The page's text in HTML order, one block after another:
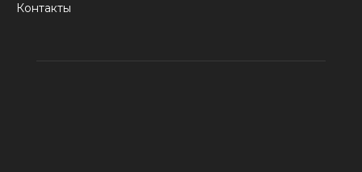
Контакты